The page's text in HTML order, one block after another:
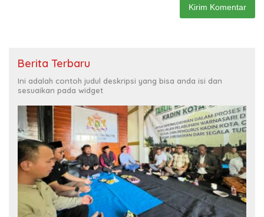
Berita Terbaru
Ini adalah contoh judul deskripsi yang bisa anda isi dan
sesuaikan pada widget